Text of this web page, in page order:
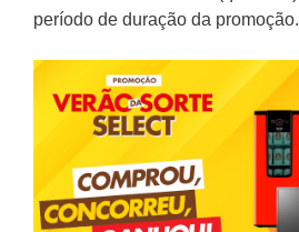
período de duração da promoção.